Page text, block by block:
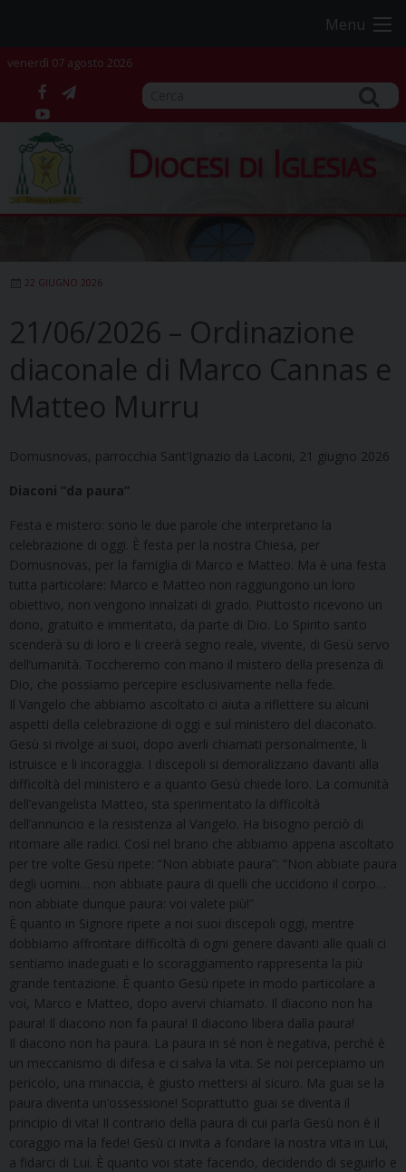
content
Menu
venerdì 07 agosto 2026
facebook
telegram
YouTube
Diocesi di Iglesias
22 GIUGNO 2026
21/06/2026 – Ordinazione
diaconale di Marco Cannas e
Matteo Murru
Domusnovas, parrocchia Sant’Ignazio da Laconi, 21 giugno 2026
Diaconi “da paura”
Festa e mistero: sono le due parole che interpretano la
celebrazione di oggi. È festa per la nostra Chiesa, per
Domusnovas, per la famiglia di Marco e Matteo. Ma è una festa
tutta particolare: Marco e Matteo non raggiungono un loro
obiettivo, non vengono innalzati di grado. Piuttosto ricevono un
dono, gratuito e immeritato, da parte di Dio. Lo Spirito santo
scenderà su di loro e li creerà segno reale, vivente, di Gesù servo
dell’umanità. Toccheremo con mano il mistero della presenza di
Dio, che possiamo percepire esclusivamente nella fede.
Il Vangelo che abbiamo ascoltato ci aiuta a riflettere su alcuni
aspetti della celebrazione di oggi e sul ministero del diaconato.
Gesù si rivolge ai suoi, dopo averli chiamati personalmente, li
istruisce e li incoraggia. I discepoli si demoralizzano davanti alla
difficoltà del ministero e a quanto Gesù chiede loro. La comunità
dell’evangelista Matteo, sta sperimentato la difficoltà
dell’annuncio e la resistenza al Vangelo. Ha bisogno perciò di
ritornare alle radici. Così nel brano che abbiamo appena ascoltato
per tre volte Gesù ripete: “Non abbiate paura”: “Non abbiate paura
degli uomini… non abbiate paura di quelli che uccidono il corpo…
non abbiate dunque paura: voi valete più!”
È quanto in Signore ripete a noi suoi discepoli oggi, mentre
dobbiamo affrontare difficoltà di ogni genere davanti alle quali ci
sentiamo inadeguati e lo scoraggiamento rappresenta la più
grande tentazione. È quanto Gesù ripete in modo particolare a
voi, Marco e Matteo, dopo avervi chiamato. Il diacono non ha
paura! Il diacono non fa paura! Il diacono libera dalla paura!
Il diacono non ha paura. La paura in sé non è negativa, perché è
un meccanismo di difesa e ci salva la vita. Se noi percepiamo un
pericolo, una minaccia, è giusto mettersi al sicuro. Ma guai se la
paura diventa un’ossessione! Soprattutto guai se diventa il
principio di vita! Il contrario della paura di cui parla Gesù non è il
coraggio ma la fede! Gesù ci invita a fondare la nostra vita in Lui,
a fidarci di Lui. È quanto voi state facendo, decidendo di seguirlo e